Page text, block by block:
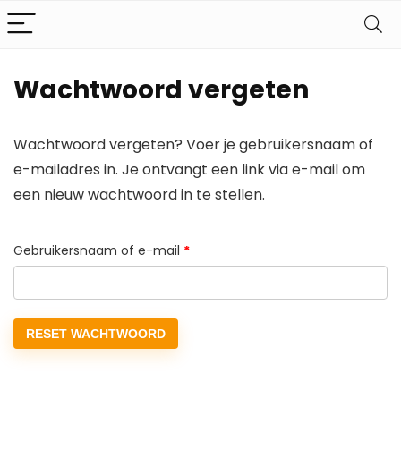
Wachtwoord vergeten
Wachtwoord vergeten? Voer je gebruikersnaam of
e-mailadres in. Je ontvangt een link via e-mail om
een nieuw wachtwoord in te stellen.
Gebruikersnaam of e-mail *Vereist
RESET WACHTWOORD